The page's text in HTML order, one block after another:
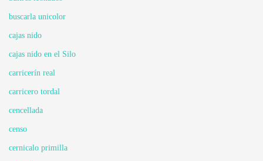
buscarla unicolor
cajas nido
cajas nido en el Silo
carricerín real
carricero tordal
cencellada
censo
cernicalo primilla